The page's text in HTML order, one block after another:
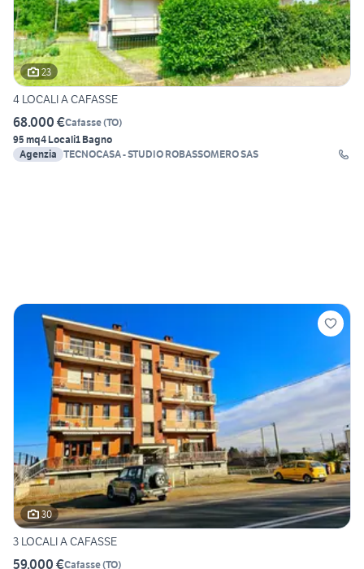
23
4 LOCALI A CAFASSE
68.000 €Cafasse(TO)
95 mq4 Locali1 Bagno
Agenzia
TECNOCASA - STUDIO ROBASSOMERO SAS
30
3 LOCALI A CAFASSE
59.000 €Cafasse(TO)